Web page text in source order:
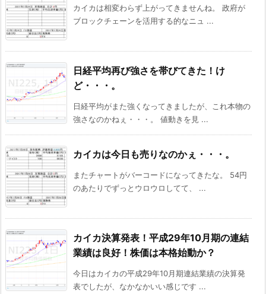
カイカは相変わらず上がってきませんね。 政府が
ブロックチェーンを活用する的なニュ ...
日経平均再び強さを帯びてきた！け
ど・・・。
日経平均がまた強くなってきましたが、これ本物の
強さなのかねぇ・・・。 値動きを見 ...
カイカは今日も売りなのかぇ・・・。
またチャートがバーコードになってきたな。 54円
のあたりでずっとウロウロしてて、 ...
カイカ決算発表！平成29年10月期の連結
業績は良好！株価は本格始動か？
今日はカイカの平成29年10月期連結業績の決算発
表でしたが、なかなかいい感じです ...